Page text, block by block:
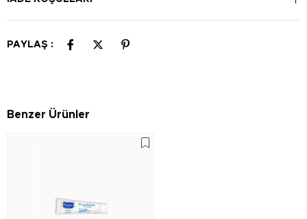
PAYLAŞ :
Benzer Ürünler